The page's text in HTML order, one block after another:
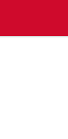
u vožnji
vožnje